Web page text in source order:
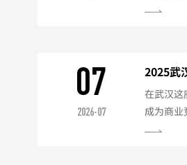
容易出
出适配大
07
2026-07
2025武
解析
在武汉这
成为商
是：“